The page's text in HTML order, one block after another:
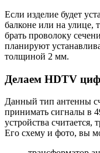
Если изделие будет
балконе или на улице,
брать проволоку
планируют
толщиной 2 мм.
Делаем HDTV
Данный тип антенны
принимать сигналы в
устройства считается,
Его схему и фото, вы